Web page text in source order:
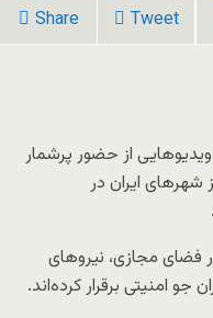
Share Tweet
سالگرد اعتراض‌های آبان ۹۸، ویدیوهایی از حضور پرشمار
شهرهای ایران در
مجازی، نیروهای
امنیتی برقرار کرده‌اند.